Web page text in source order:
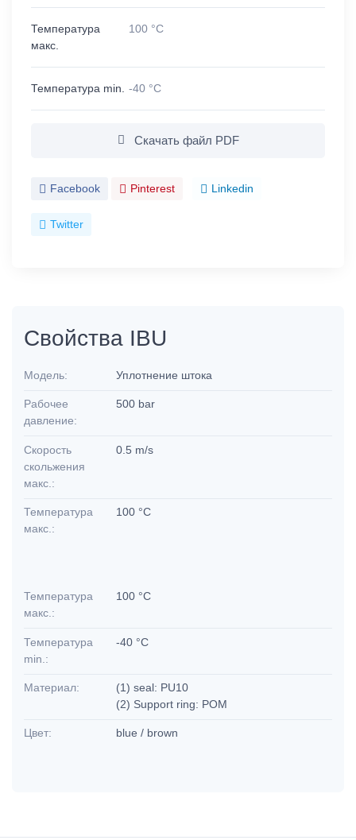
Температура
макс.
100 °C
Температура min. -40 °C
Скачать файл PDF
Facebook Pinterest Linkedin
Twitter
Свойства IBU
Модель: Уплотнение штока
Рабочее
давление:
500 bar
Скорость
скольжения
макс.:
0.5 m/s
Температура
макс.:
100 °C
Температура
макс.:
100 °C
Температура
min.:
-40 °C
Материал:
(1) seal: PU10
(2) Support ring: POM
Цвет: blue / brown